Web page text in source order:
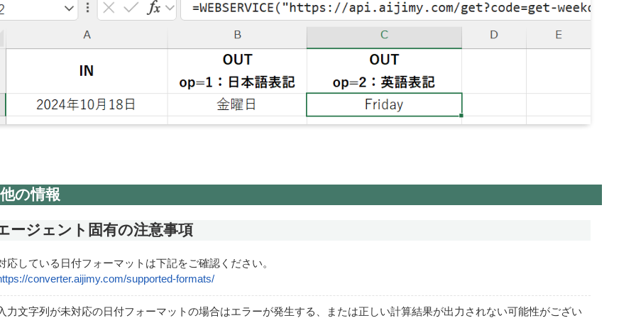
の情報
ージェント固有の注意事項
応している日付フォーマットは下記をご確認ください。
converter.aijimy.com/supported-formats/
力文字列が未対応の日付フォーマットの場合はエラーが発生する、または正しい計算結果が出力されない可能性がござい